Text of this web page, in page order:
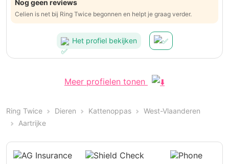
Nog geen reviews
Celien is net bij Ring Twice begonnen en helpt je graag verder.
Het profiel bekijken
Meer profielen tonen
Ring Twice Dieren Kattenoppas
West-Vlaanderen
Aartrijke